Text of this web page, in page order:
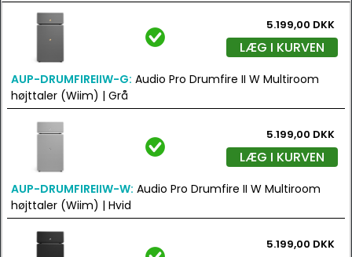
5.199,00 DKK
LÆG I KURVEN
AUP-DRUMFIREIIW-G: Audio Pro Drumfire II W Multiroom
højttaler (Wiim) | Grå
5.199,00 DKK
LÆG I KURVEN
AUP-DRUMFIREIIW-W: Audio Pro Drumfire II W Multiroom
højttaler (Wiim) | Hvid
5.199,00 DKK